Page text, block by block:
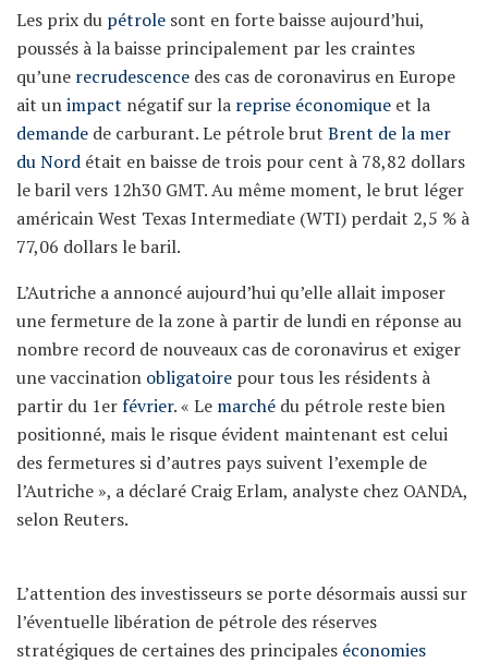
Les prix du pétrole sont en forte baisse aujourd’hui,
poussés à la baisse principalement par les craintes
qu’une recrudescence des cas de coronavirus en Europe
ait unimpact négatif sur la reprise économique et la
demande de carburant. Le pétrole brut Brent de la mer
du Nord était en baisse de trois pour cent à 78,82 dollars
le baril vers 12h30 GMT. Au même moment, le brut léger
américain West Texas Intermediate (WTI) perdait 2,5 % à
77,06 dollars le baril.
L’Autriche a annoncé aujourd’hui qu’elle allait imposer
une fermeture de la zone à partir de lundi en réponse au
nombre record de nouveaux cas de coronavirus et exiger
une vaccination obligatoire pour tous les résidents à
partir du 1erfévrier. « Le marché du pétrole reste bien
positionné, mais le risque évident maintenant est celui
des fermetures si d’autres pays suivent l’exemple de
l’Autriche », a déclaré Craig Erlam, analyste chez OANDA,
selon Reuters.
L’attention des investisseurs se porte désormais aussi sur
l’éventuelle libération de pétrole des réserves
stratégiques de certaines des principales économies